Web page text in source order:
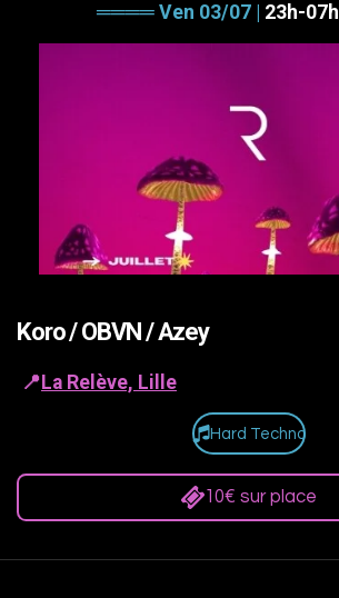
════ Ven 03/07 | 23h-07h
Koro / OBVN / Azey
📍La Relève, Lille
Hard Techno
10€ sur place